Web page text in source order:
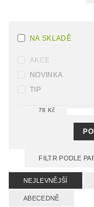
NA SKLADĚ
AKCE
NOVINKA
TIP
78 Kč
FILTR PODLE
NEJLEVNĚJŠÍ
ABECEDNĚ